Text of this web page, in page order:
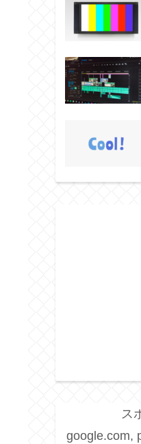
ス
google.com,